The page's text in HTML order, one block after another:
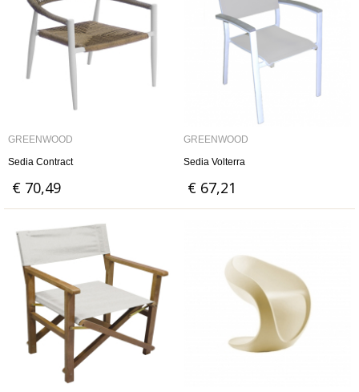
GREENWOOD
Sedia Contract
€ 70,49
GREENWOOD
Sedia Volterra
€ 67,21